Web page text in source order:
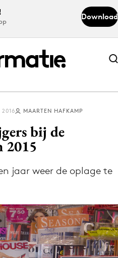
Download
Abonneer nu
Abonneer nu
via de Adformatie
2016 MAARTEN HAFKAMP
bij de
2015
jaar weer de oplage te